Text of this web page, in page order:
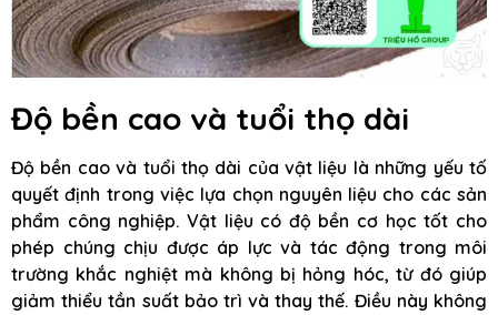
Độ bền cao và tuổi thọ dài
Độ bền cao và tuổi thọ dài của vật liệu là những yếu tố
quyết định trong việc lựa chọn nguyên liệu cho các sản
phẩm công nghiệp. Vật liệu có độ bền cơ học tốt cho
phép chúng chịu được áp lực và tác động trong môi
trường khắc nghiệt mà không bị hỏng hóc, từ đó giúp
giảm thiểu tần suất bảo trì và thay thế. Điều này không